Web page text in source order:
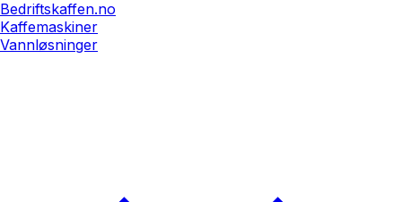
Bedriftskaffen.no
Kaffemaskiner
Vannløsninger